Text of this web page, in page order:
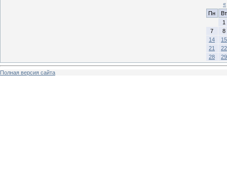
«
Пн
Вт
1
7
8
14
15
21
22
28
29
Полная версия сайта